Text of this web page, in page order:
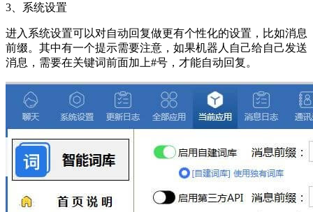
3、系统设置
进入系统设置可以对自动回复做更有个性化的设置，比如消息
前缀。其中有一个提示需要注意，如果机器人自己给自己发送
消息，需要在关键词前面加上#号，才能自动回复。